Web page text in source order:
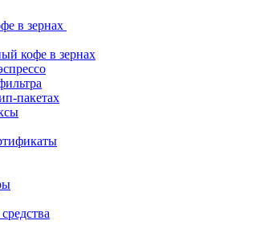
в зернах
кофе в зернах
пакетах